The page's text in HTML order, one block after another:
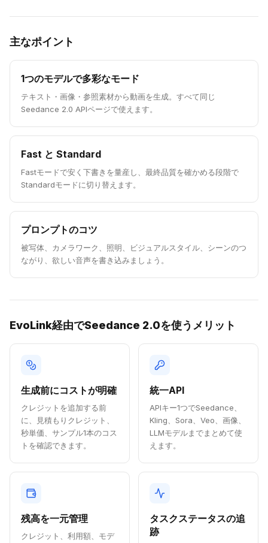
主なポイント
1つのモデルで多彩なモード
テキスト・画像・参照素材から動画を生成。すべて同じ
Seedance 2.0 APIページで使えます。
Fast と Standard
Fastモードで安く下書きを量産し、最終品質を確かめる段階で
Standardモードに切り替えます。
プロンプトのコツ
被写体、カメラワーク、照明、ビジュアルスタイル、シーンのつ
ながり、欲しい音声を書き込みましょう。
EvoLink経由でSeedance 2.0を使うメリット
生成前にコストが明確
クレジットを追加する前
に、見積もりクレジット、
秒単価、サンプル1本のコス
トを確認できます。
統一API
APIキー1つでSeedance、
Kling、Sora、Veo、画像、
LLMモデルまでまとめて使
えます。
残高を一元管理
クレジット、利用額、モデ
タスクステータスの追
跡